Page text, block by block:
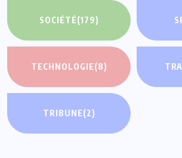
SOCIÉTÉ(179)
TECHNOLOGIE(8)
TRIBUNE(2)